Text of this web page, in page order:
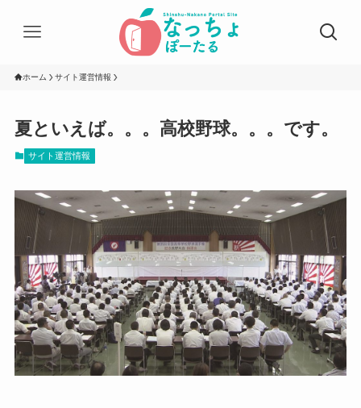
ホーム サイト運営情報
夏といえば。。。高校野球。。。です。
サイト運営情報